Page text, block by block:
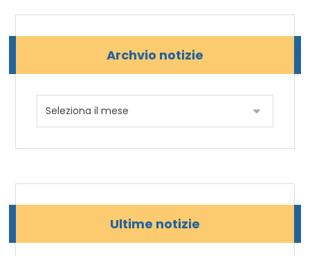
Archvio notizie
Ultime notizie